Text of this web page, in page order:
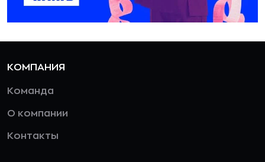
КОМПАНИЯ
Команда
О компании
Контакты